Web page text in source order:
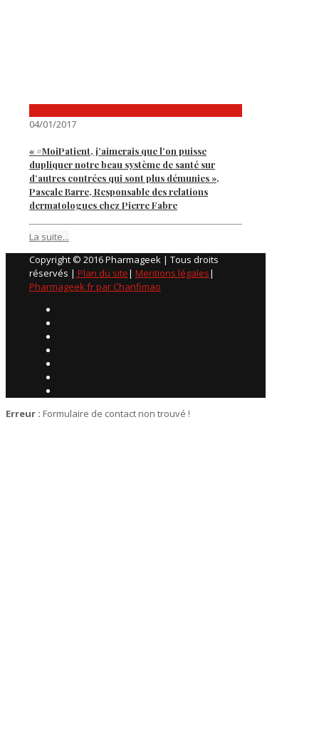
04/01/2017
« #MoiPatient, j’aimerais que l’on puisse
dupliquer notre beau système de santé sur
d’autres contrées qui sont plus démunies »,
Pascale Barre, Responsable des relations
dermatologues chez Pierre Fabre
La suite...
Copyright © 2016 Pharmageek | Tous droits
réservés | Plan du site| Mentions légales|
Pharmageek.fr par Chanfimao
Erreur : Formulaire de contact non trouvé !